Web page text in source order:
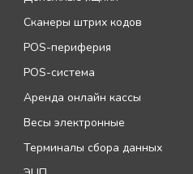
Сканеры штрих кодов
POS-периферия
POS-система
Аренда онлайн кассы
Весы электронные
Терминалы сбора данных